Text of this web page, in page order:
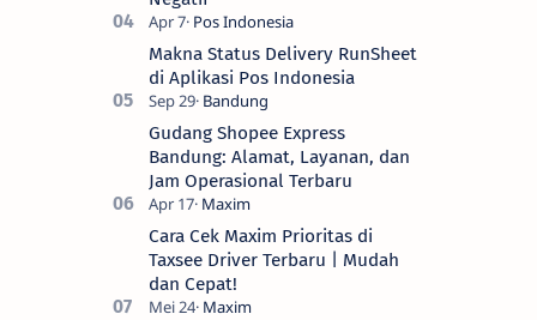
Makna Status Delivery RunSheet
di Aplikasi Pos Indonesia
Gudang Shopee Express
Bandung: Alamat, Layanan, dan
Jam Operasional Terbaru
Cara Cek Maxim Prioritas di
Taxsee Driver Terbaru | Mudah
dan Cepat!